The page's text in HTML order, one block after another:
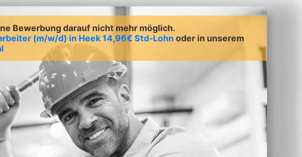
Bewerbung darauf nicht mehr möglich.
(m/w/d) in Heek 14,96€ Std-Lohn oder in unserem